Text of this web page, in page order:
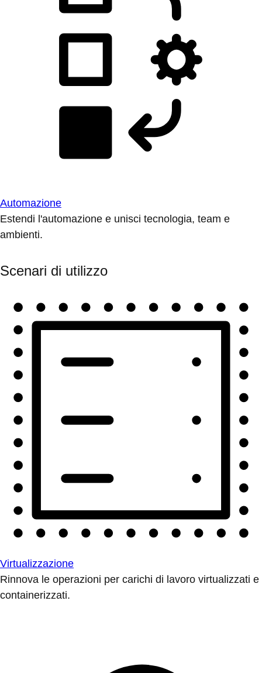
Automazione
Estendi l'automazione e unisci tecnologia, team e
ambienti.
Scenari di utilizzo
Virtualizzazione
Rinnova le operazioni per carichi di lavoro virtualizzati e
containerizzati.